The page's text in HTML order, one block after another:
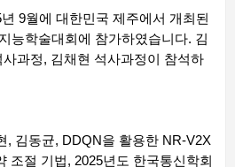
9월에 대한민국 제주에서 개최된
능학술대회에 참가하였습니다. 김
과정, 김채현 석사과정이 참석하
, 김동균, DDQN을 활용한 NR-V2X
조절 기법, 2025년도 한국통신학회